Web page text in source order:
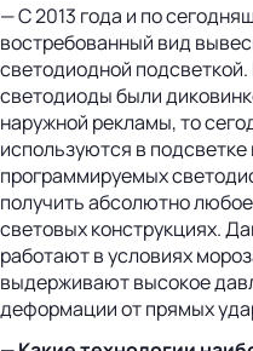
— С 2013 года и по
востребованный вид
светодиодной подсветкой.
светодиоды были
наружной рекламы, то
используются в
программируемых
получить абсолютно
световых конструкциях.
работают в условиях
выдерживают высокое
деформации от прямых